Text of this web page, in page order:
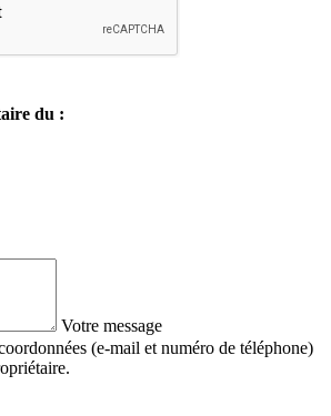
du :
Votre message
(e-mail et numéro de téléphone)